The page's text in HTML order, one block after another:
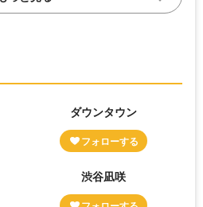
ダウンタウン
渋谷凪咲